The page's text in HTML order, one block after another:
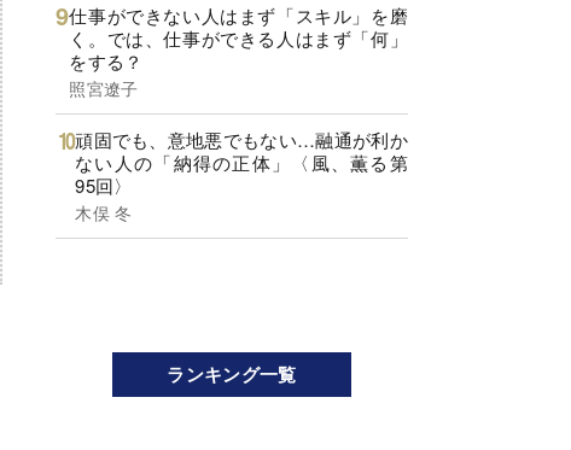
仕事ができない人はまず「スキル」を磨
く。では、仕事ができる人はまず「何」
をする？
照宮遼子
頑固でも、意地悪でもない…融通が利か
ない人の「納得の正体」〈風、薫る第
95回〉
木俣 冬
ランキング一覧